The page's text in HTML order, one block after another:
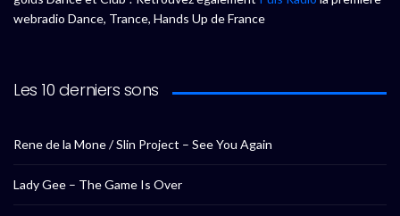
webradio Dance, Trance, Hands Up de France
Les 10 derniers sons
Rene de la Mone / Slin Project – See You Again
Lady Gee – The Game Is Over